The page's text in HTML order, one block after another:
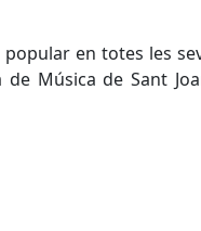
en totes les
Música de Sant